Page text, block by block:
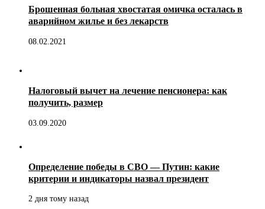
Брошенная больная хвостатая омичка осталась в
аварийном жилье и без лекарств
08.02.2021
Налоговый вычет на лечение пенсионера: как
получить, размер
03.09.2020
Определение победы в СВО — Путин: какие
критерии и индикаторы назвал президент
2 дня тому назад